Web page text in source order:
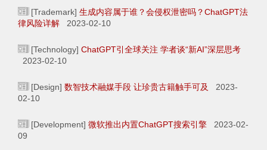
[Trademark] 生成内容属于谁？会侵权泄密吗？ChatGPT法
律风险详解 2023-02-10
[Technology] ChatGPT引全球关注 学者谈“新AI”深层思考
2023-02-10
[Design] 数智技术融媒手段 让珍贵古籍触手可及
2023-
02-10
[Development] 微软推出内置ChatGPT搜索引擎 2023-02-
09